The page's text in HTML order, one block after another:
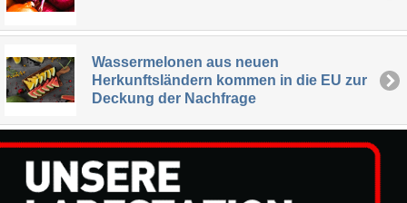
Wassermelonen aus neuen
Herkunftsländern kommen in die EU zur
Deckung der Nachfrage